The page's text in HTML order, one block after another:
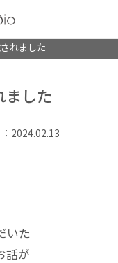
れました
ました
：2024.02.13
いた
話が